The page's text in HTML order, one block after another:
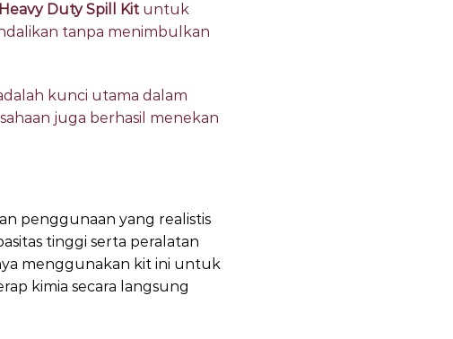
Duty Spill Kit untuk
tanpa menimbulkan
kunci utama dalam
juga berhasil menekan
penggunaan yang realistis
tinggi serta peralatan
menggunakan kit ini untuk
kimia secara langsung